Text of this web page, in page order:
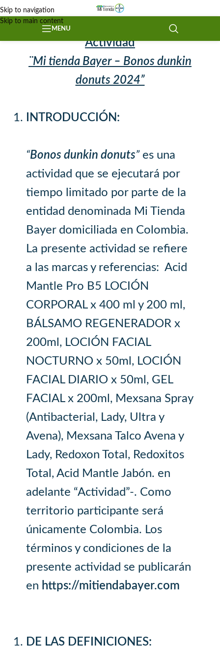
Skip to navigation
Skip to main content
MENU
Términos y Condiciones
Actividad
¨Mi tienda Bayer – Bonos dunkin
donuts 2024”
INTRODUCCIÓN:
“Bonos dunkin donuts”es una
actividad que se ejecutará por
tiempo limitado por parte de la
entidad denominada Mi Tienda
Bayer domiciliada en Colombia.
La presente actividad se refiere
a las marcas y referencias: Acid
Mantle Pro B5 LOCIÓN
CORPORAL x 400 ml y 200 ml,
BÁLSAMO REGENERADOR x
200ml, LOCIÓN FACIAL
NOCTURNO x 50ml, LOCIÓN
FACIAL DIARIO x 50ml, GEL
FACIAL x 200ml, Mexsana Spray
(Antibacterial, Lady, Ultra y
Avena), Mexsana Talco Avena y
Lady, Redoxon Total, Redoxitos
Total, Acid Mantle Jabón. en
adelante “Actividad”-. Como
territorio participante será
únicamente Colombia. Los
términos y condiciones de la
presente actividad se publicarán
en https://mitiendabayer.com
DE LAS DEFINICIONES: